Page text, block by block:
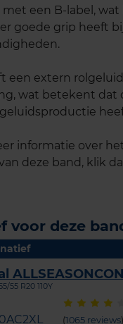
met een B-label,
goede grip heeft
een extern rolgeluid
wat betekent dat
informatie over
deze band, klik
voor deze
55 R20 110Y
(1065 reviews)